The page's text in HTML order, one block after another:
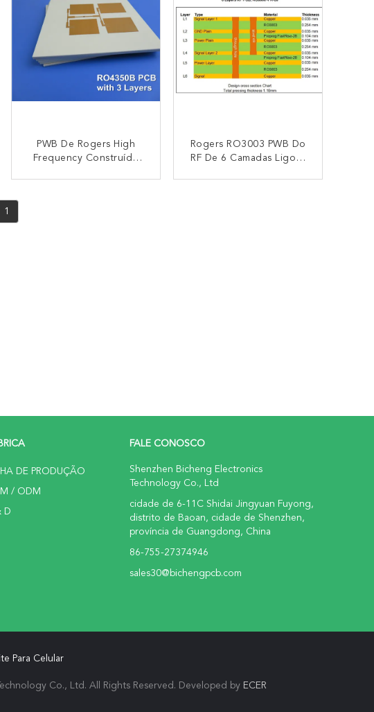
IPC Para Radar
Automotivo E 5G
PWB De Rogers High
Frequency Construído
Rogers RO3003 PWB Do
RF De 6 Camadas Ligou-
1
DE PRODUÇÃO
/ ODM
D
FALE CONOSCO
Shenzhen Bicheng Electronics
Technology Co., Ltd
cidade de 6-11C Shidai Jingyuan Fuyong,
distrito de Baoan, cidade de Shenzhen,
província de Guangdong, China
86-755-27374946
sales30@bichengpcb.com
Para Celular
Co., Ltd. All Rights Reserved. Developed by ECER